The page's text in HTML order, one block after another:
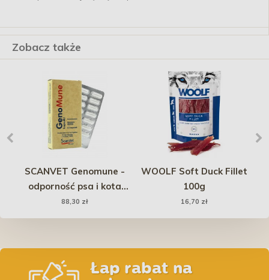
Zobacz także
SCANVET Genomune -
odporność psa i kota
20mg 30 kaps.
88,30 zł
WOOLF Soft Duck Fillet
100g
16,70 zł
Łap rabat na